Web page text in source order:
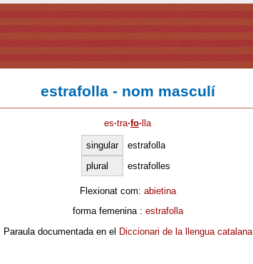
estrafolla - nom masculí
es·tra·fo· lla
singular
estrafolla
plural
estrafolles
Flexionat com: abietina
forma femenina : estrafolla
Paraula documentada en el Diccionari de la llengua catalana